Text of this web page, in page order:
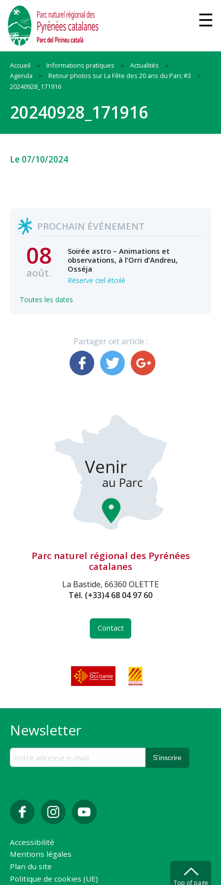
Accueil Informations pratiques
Actualités
Agenda
Retour photos sur La Fête des 20 ans du Parc #3
20240928_171916
20240928_171916
Le 07/10/2024
PROCHAIN ÉVÉNEMENT
08
août.
Soirée astro – Animations et
observations, à l’Orri d’Andreu,
Osséja
Réserve ciel étoilé
Toutes les dates
Partager cet article :
Parc naturel régional des Pyrénées
catalanes
La Bastide, 66360 OLETTE
Tél. (+33)4 68 04 97 60
Contact
Newsletter
Accessibilité
Mentions légales
Plan du site
Politique de cookies (UE)
Top of page